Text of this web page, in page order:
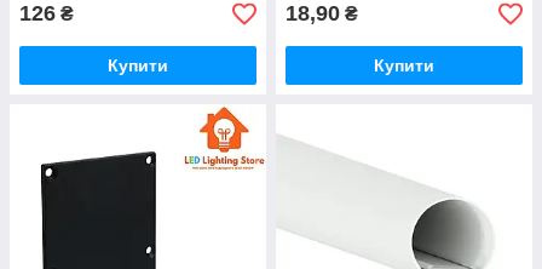
126 ₴
Купити
18,90 ₴
Купити